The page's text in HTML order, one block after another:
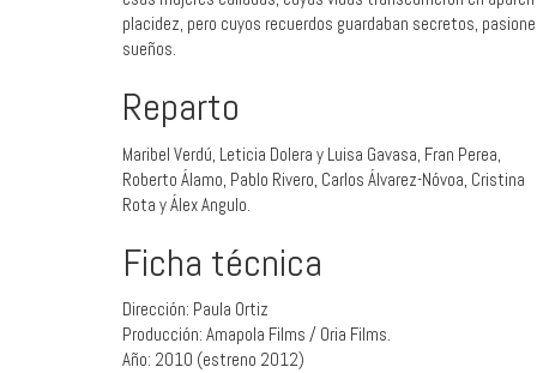
placidez, pero cuyos recuerdos guardaban secretos,
sueños.
Reparto
Maribel Verdú, Leticia Dolera y Luisa Gavasa, Fran Perea,
Roberto Álamo, Pablo Rivero, Carlos Álvarez-Nóvoa, Cristina
Rota y Álex Angulo.
Ficha técnica
Dirección: Paula Ortiz
Producción: Amapola Films / Oria Films.
Año: 2010 (estreno 2012)